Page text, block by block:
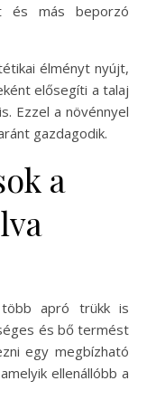
és más beporzó
élményt nyújt,
elősegíti a talaj
Ezzel a növénnyel
gazdagodik.
a
apró trükk is
és bő termést
egy megbízható
ellenállóbb a